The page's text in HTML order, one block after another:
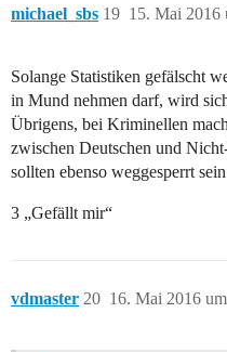
michael_sbs 15. Mai 2016
19
Solange Statistiken gefälscht
in Mund nehmen darf, wird
Übrigens, bei Kriminellen
zwischen Deutschen und
sollten ebenso weggesperrt
3 „Gefällt mir“
vdmaster 16. Mai 2016
20